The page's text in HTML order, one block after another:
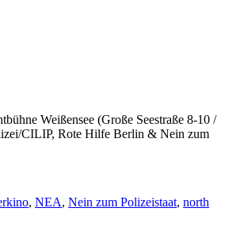
Weißensee (Große Seestraße 8-10 /
CILIP, Rote Hilfe Berlin & Nein zum
, NEA, Nein zum Polizeistaat, north